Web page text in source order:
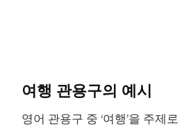
여행 관용구의 예시
영어 관용구 중 ‘여행’을 주제